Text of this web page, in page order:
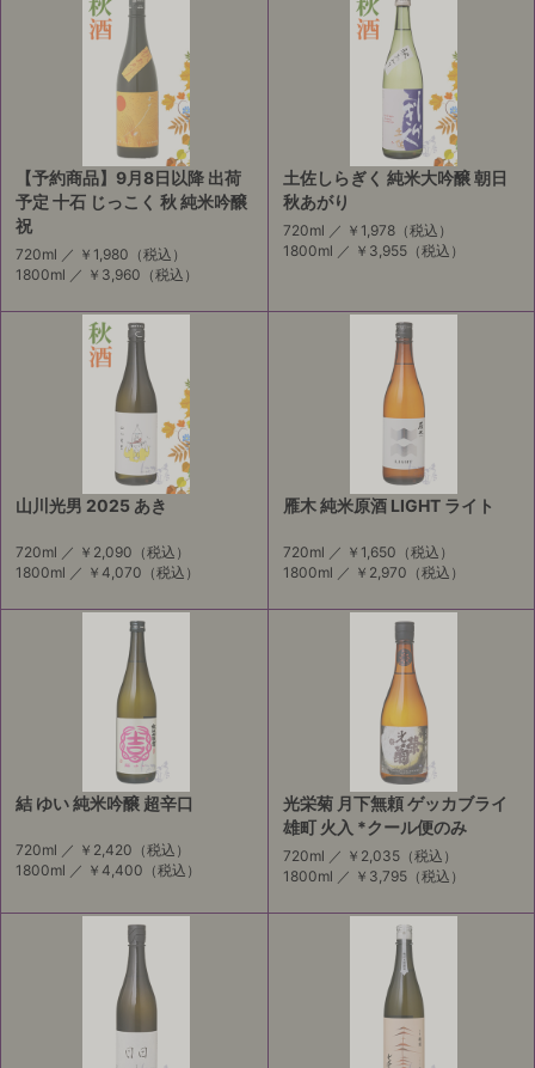
【予約商品】9月8日以降 出荷
予定 十石 じっこく 秋 純米吟醸
祝
720ml ／ ￥1,980 （税込）
1800ml ／ ￥3,960 （税込）
土佐しらぎく 純米大吟醸 朝日
秋あがり
720ml ／ ￥1,978（税込）
1800ml ／ ￥3,955（税込）
山川光男 2025 あき
720ml ／ ￥2,090 （税込）
1800ml ／ ￥4,070 （税込）
雁木 純米原酒 LIGHT ライト
720ml ／ ￥1,650 （税込）
1800ml ／ ￥2,970 （税込）
結 ゆい 純米吟醸 超辛口
720ml ／ ￥2,420 （税込）
1800ml ／ ￥4,400 （税込）
光栄菊 月下無頼 ゲッカブライ
雄町 火入 *クール便のみ
720ml ／ ￥2,035（税込）
1800ml ／ ￥3,795（税込）